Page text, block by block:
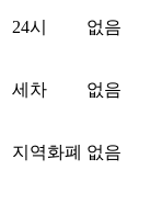
24시 없음
세차 없음
지역화폐 없음